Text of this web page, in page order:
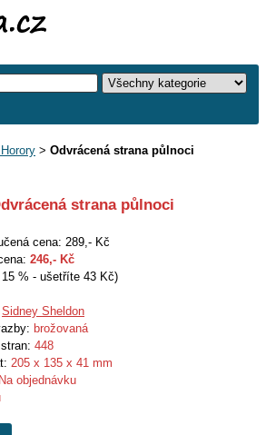
> Odvrácená strana půlnoci
strana půlnoci
cena: 289,- Kč
246,- Kč
% - ušetříte 43 Kč)
Sidney Sheldon
brožovaná
448
205 x 135 x 41 mm
Na objednávku